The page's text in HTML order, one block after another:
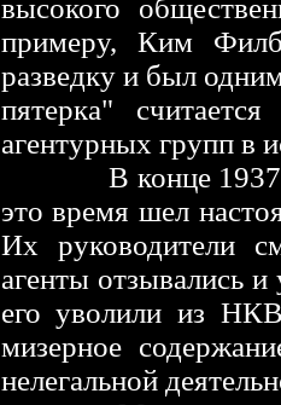
высокого
примеру, Ким
разведку и был
пятерка"
агентурных групп в
В конце
это время шел
Их руководители
агенты отзывались
его уволили из
мизерное
нелегальной